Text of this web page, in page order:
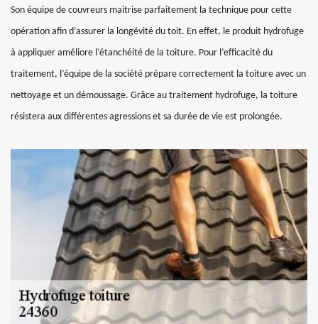
Son équipe de couvreurs maitrise parfaitement la technique pour cette
opération afin d’assurer la longévité du toit. En effet, le produit hydrofuge
à appliquer améliore l’étanchéité de la toiture. Pour l’efficacité du
traitement, l’équipe de la société prépare correctement la toiture avec un
nettoyage et un démoussage. Grâce au traitement hydrofuge, la toiture
résistera aux différentes agressions et sa durée de vie est prolongée.